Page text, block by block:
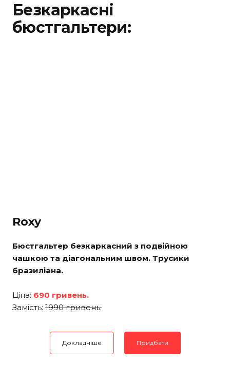
Безкаркасні
бюстгальтери:
Roxy
Бюстгальтер безкаркасний з подвійною
чашкою та діагональним швом. Трусики
бразиліана.
Ціна: 690 гривень.
Замість: 1990 гривень.
Докладніше Придбати